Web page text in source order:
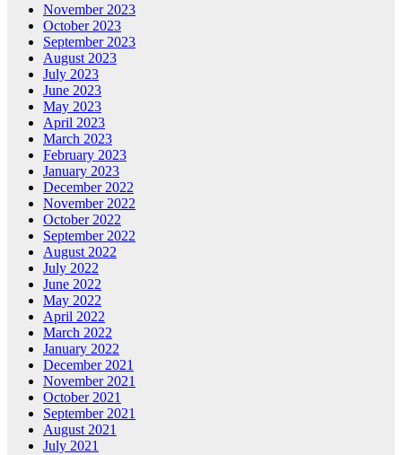
November 2023
October 2023
September 2023
August 2023
July 2023
June 2023
May 2023
April 2023
March 2023
February 2023
January 2023
December 2022
November 2022
October 2022
September 2022
August 2022
July 2022
June 2022
May 2022
April 2022
March 2022
January 2022
December 2021
November 2021
October 2021
September 2021
August 2021
July 2021